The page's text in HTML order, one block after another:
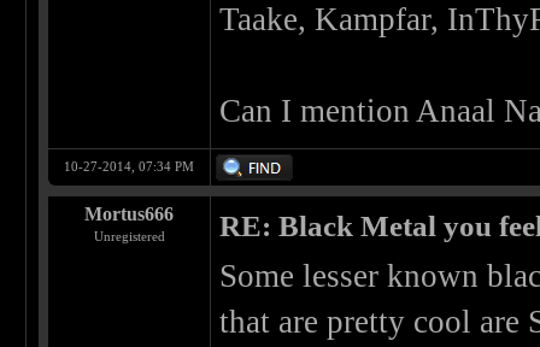
Taake, Kampfar,
Can I mention Anaal
10-27-2014, 07:34 PM
Mortus666
Unregistered RE: Black Metal you
Some lesser known
that are pretty cool are